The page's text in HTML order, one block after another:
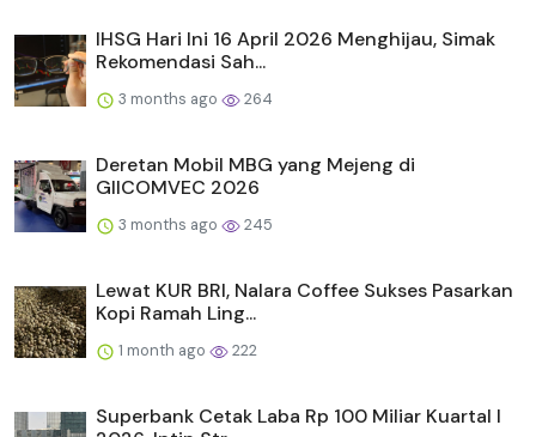
IHSG Hari Ini 16 April 2026 Menghijau, Simak
Rekomendasi Sah...
3 months ago 264
Deretan Mobil MBG yang Mejeng di
GIICOMVEC 2026
3 months ago 245
Lewat KUR BRI, Nalara Coffee Sukses Pasarkan
Kopi Ramah Ling...
1 month ago 222
Superbank Cetak Laba Rp 100 Miliar Kuartal I